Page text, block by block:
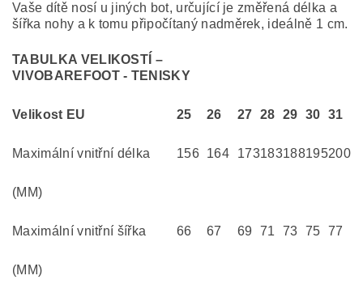
Vaše dítě nosí u jiných bot, určující je změřená délka a
šířka nohy a k tomu připočítaný nadměrek, ideálně 1 cm.
TABULKA VELIKOSTÍ –
VIVOBAREFOOT - TENISKY
Velikost EU 25 26 27 28 29 30 31
Maximální vnitřní délka 156 164 173183188195200
(MM)
Maximální vnitřní šířka 66 67 69 71 73 75 77
(MM)